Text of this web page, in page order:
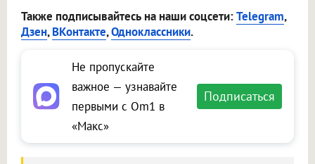
Также подписывайтесь на наши соцсети:Telegram,
Дзен,ВКонтакте,Одноклассники.
Не пропускайте
важное — узнавайте
первыми с Om1 в
«Макс»
Подписаться